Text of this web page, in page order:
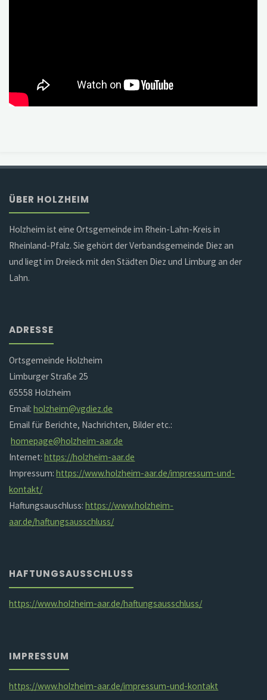
ÜBER HOLZHEIM
Holzheim ist eine Ortsgemeinde im Rhein-Lahn-Kreis in
Rheinland-Pfalz. Sie gehört der Verbandsgemeinde Diez an
und liegt im Dreieck mit den Städten Diez und Limburg an der
Lahn.
ADRESSE
Ortsgemeinde Holzheim
Limburger Straße 25
65558 Holzheim
Email:holzheim@vgdiez.de
Email für Berichte, Nachrichten, Bilder etc.:
homepage@holzheim-aar.de
Internet:https://holzheim-aar.de
Impressum:https://www.holzheim-aar.de/impressum-und-
kontakt/
Haftungsauschluss:https://www.holzheim-
aar.de/haftungsausschluss/
HAFTUNGSAUSSCHLUSS
https://www.holzheim-aar.de/haftungsausschluss/
IMPRESSUM
https://www.holzheim-aar.de/impressum-und-kontakt